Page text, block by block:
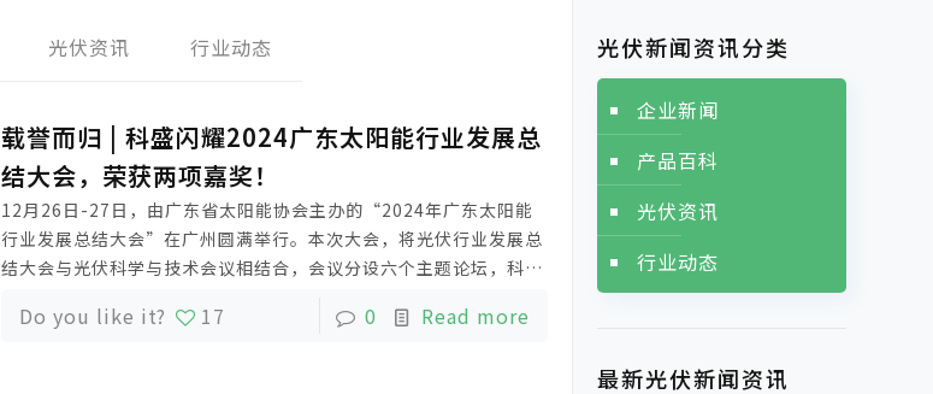
光伏资讯 行业动态
载誉而归 | 科盛闪耀2024广东太阳能行业发展总
结大会，荣获两项嘉奖！
12月26日-27日，由广东省太阳能协会主办的“2024年广东太阳能
行业发展总结大会”在广州圆满举行。本次大会，将光伏行业发展总
结大会与光伏科学与技术会议相结合，会议分设六个主题论坛，科盛
作为协办单位出席本次会议，与众多业界人士共同探讨光伏发展新机
遇。
Do you like it? 17 0 Read more
光伏新闻资讯分类
企业新闻
产品百科
光伏资讯
行业动态
最新光伏新闻资讯